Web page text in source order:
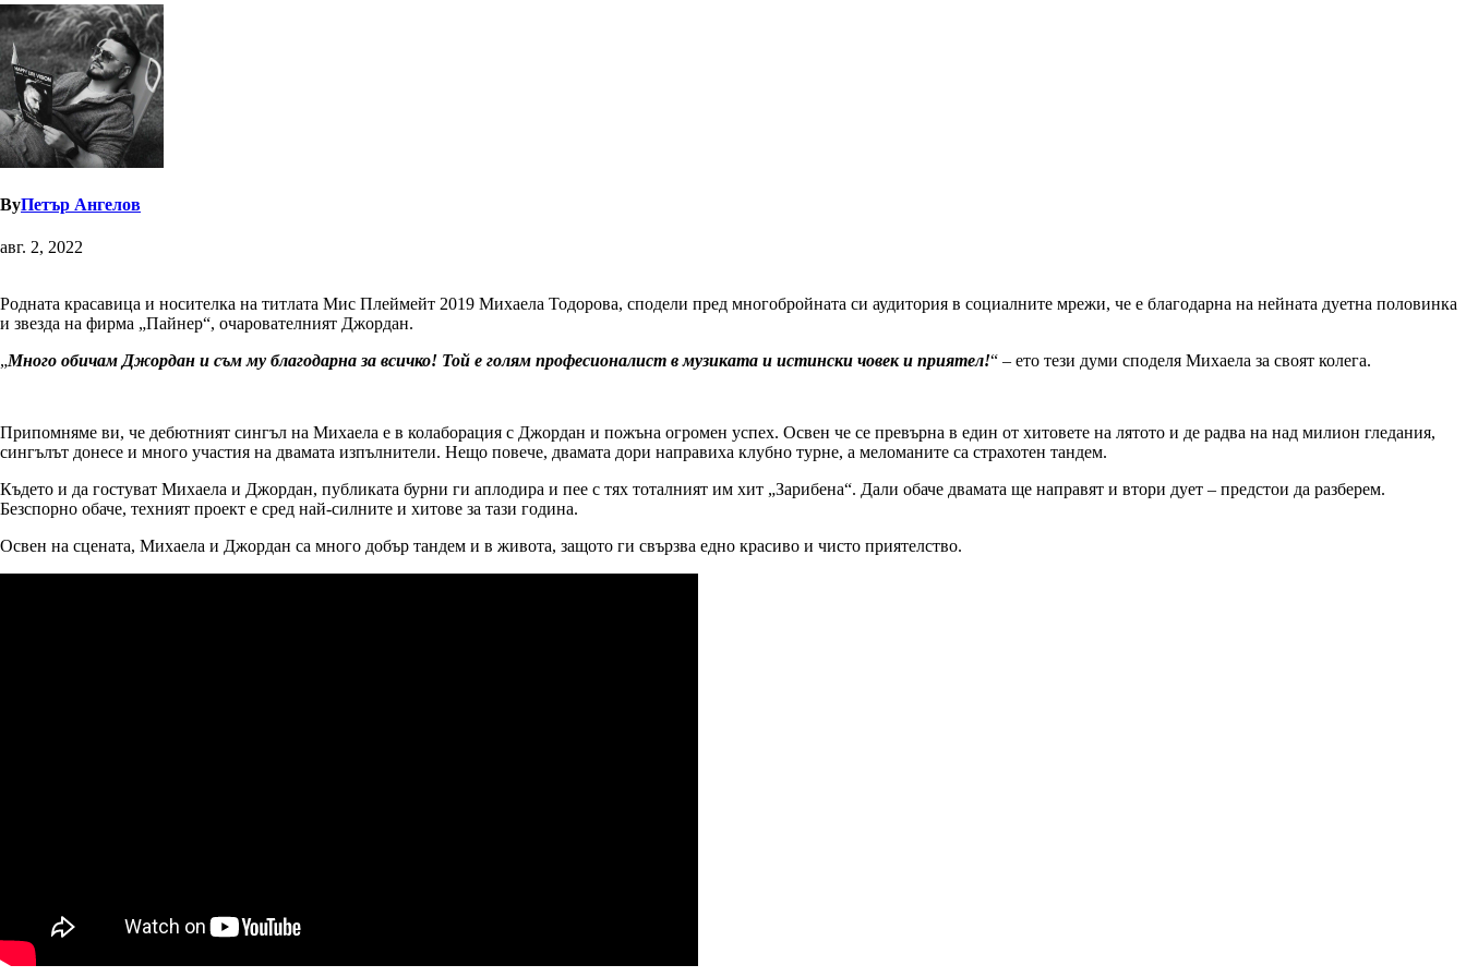
ByПетър Ангелов
авг. 2, 2022
Родната красавица и носителка на титлата Мис Плеймейт 2019 Михаела Тодорова, сподели пред многобройната си аудитория в социалните мрежи, че е благодарна на нейната дуетна половинка
и звезда на фирма „Пайнер“, очарователният Джордан.
„Много обичам Джордан и съм му благодарна за всичко! Той е голям професионалист в музиката и истински човек и приятел!“ – ето тези думи споделя Михаела за своят колега.
Припомняме ви, че дебютният сингъл на Михаела е в колаборация с Джордан и пожъна огромен успех. Освен че се превърна в един от хитовете на лятото и де радва на над милион гледания,
сингълът донесе и много участия на двамата изпълнители. Нещо повече, двамата дори направиха клубно турне, а меломаните са страхотен тандем.
Където и да гостуват Михаела и Джордан, публиката бурни ги аплодира и пее с тях тоталният им хит „Зарибена“. Дали обаче двамата ще направят и втори дует – предстои да разберем.
Безспорно обаче, техният проект е сред най-силните и хитове за тази година.
Освен на сцената, Михаела и Джордан са много добър тандем и в живота, защото ги свързва едно красиво и чисто приятелство.